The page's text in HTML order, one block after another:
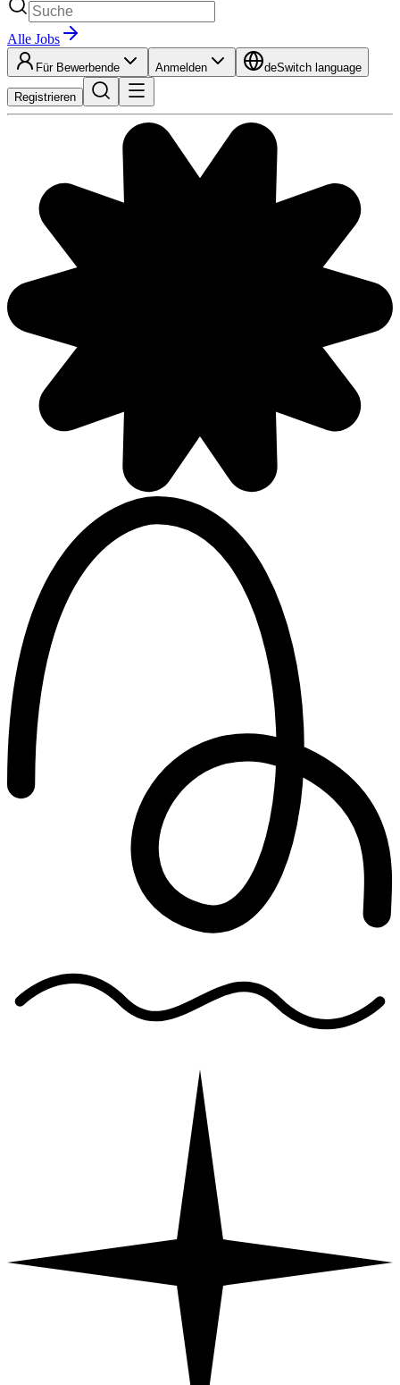
Alle Jobs
Für Bewerbende Anmelden deSwitch language
Registrieren